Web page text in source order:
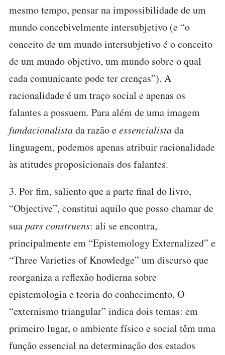
mesmo tempo, pensar na impossibilidade de um
mundo concebivelmente intersubjetivo (e “o
conceito de um mundo intersubjetivo é o conceito
de um mundo objetivo, um mundo sobre o qual
cada comunicante pode ter crenças”). A
racionalidade é um traço social e apenas os
falantes a possuem. Para além de uma imagem
fundacionalistada razão eessencialistada
linguagem, podemos apenas atribuir racionalidade
às atitudes proposicionais dos falantes.
3. Por fim, saliento que a parte final do livro,
“Objective”, constitui aquilo que posso chamar de
suapars construens: ali se encontra,
principalmente em “Epistemology Externalized” e
“Three Varieties of Knowledge” um discurso que
reorganiza a reflexão hodierna sobre
epistemologia e teoria do conhecimento. O
“externismo triangular” indica dois temas: em
primeiro lugar, o ambiente físico e social têm uma
função essencial na determinação dos estados